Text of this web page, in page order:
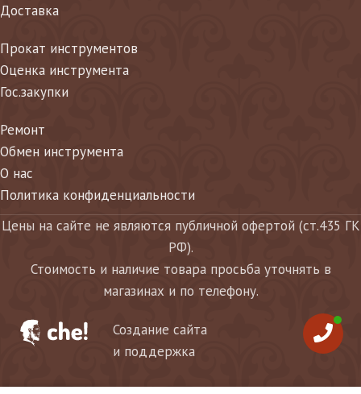
Доставка
Прокат инструментов
Оценка инструмента
Гос.закупки
Ремонт
Обмен инструмента
О нас
Политика конфиденциальности
Цены на сайте не являются публичной офертой (ст.435 ГК
РФ).
Стоимость и наличие товара просьба уточнять в
магазинах и по телефону.
Создание сайта
и поддержка